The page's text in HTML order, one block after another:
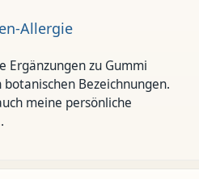
Allergie
Ergänzungen zu Gummi
Bezeichnungen.
meine persönliche